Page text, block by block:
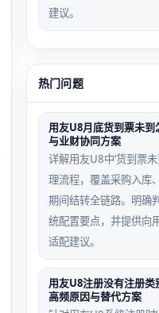
建议。
热门问题
用友U8月底货到票未
与业财协同方案
详解用友U8中‘货到票
理流程，覆盖采购入库
期间结转全链路。明确
统配置要点，并提供向
适配建议。
用友U8注册没有注册类
高频原因与替代方案